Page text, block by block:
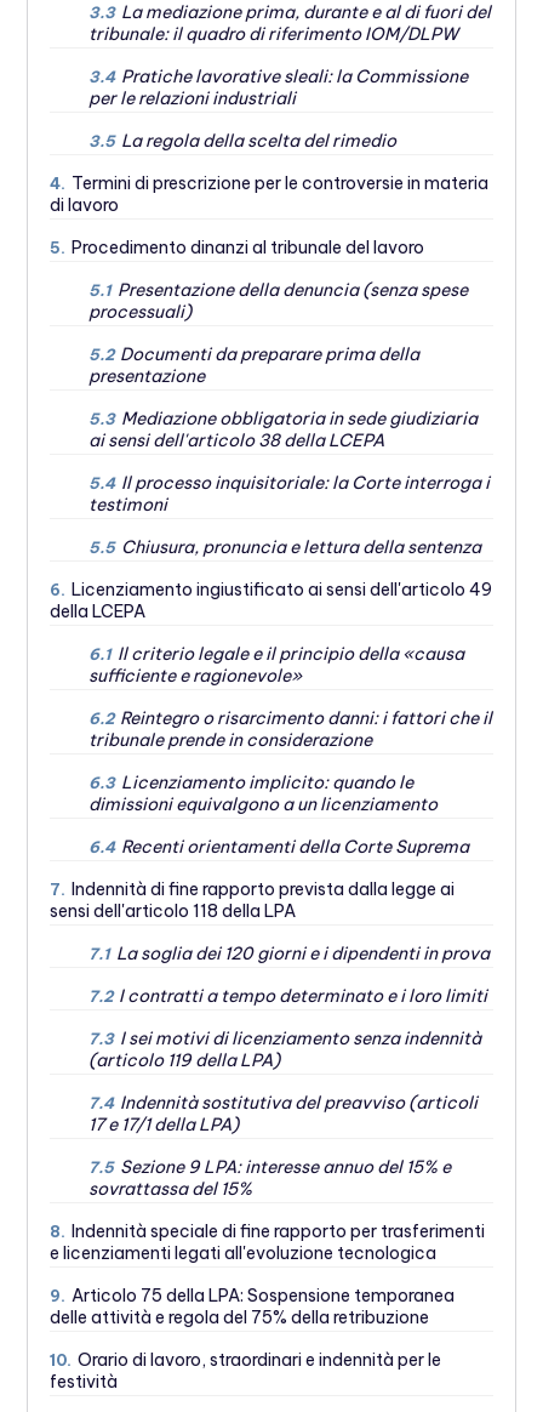
3.3 La mediazione prima, durante e al di fuori del
tribunale: il quadro di riferimento IOM/DLPW
3.4 Pratiche lavorative sleali: la Commissione
per le relazioni industriali
3.5 La regola della scelta del rimedio
4. Termini di prescrizione per le controversie in materia
di lavoro
5. Procedimento dinanzi al tribunale del lavoro
5.1 Presentazione della denuncia (senza spese
processuali)
5.2 Documenti da preparare prima della
presentazione
5.3 Mediazione obbligatoria in sede giudiziaria
ai sensi dell'articolo 38 della LCEPA
5.4 Il processo inquisitoriale: la Corte interroga i
testimoni
5.5 Chiusura, pronuncia e lettura della sentenza
6. Licenziamento ingiustificato ai sensi dell'articolo 49
della LCEPA
6.1 Il criterio legale e il principio della «causa
sufficiente e ragionevole»
6.2 Reintegro o risarcimento danni: i fattori che il
tribunale prende in considerazione
6.3 Licenziamento implicito: quando le
dimissioni equivalgono a un licenziamento
6.4 Recenti orientamenti della Corte Suprema
7. Indennità di fine rapporto prevista dalla legge ai
sensi dell'articolo 118 della LPA
7.1 La soglia dei 120 giorni e i dipendenti in prova
7.2 I contratti a tempo determinato e i loro limiti
7.3 I sei motivi di licenziamento senza indennità
(articolo 119 della LPA)
7.4 Indennità sostitutiva del preavviso (articoli
17 e 17/1 della LPA)
7.5 Sezione 9 LPA: interesse annuo del 15% e
sovrattassa del 15%
8. Indennità speciale di fine rapporto per trasferimenti
e licenziamenti legati all'evoluzione tecnologica
9. Articolo 75 della LPA: Sospensione temporanea
delle attività e regola del 75% della retribuzione
10. Orario di lavoro, straordinari e indennità per le
festività